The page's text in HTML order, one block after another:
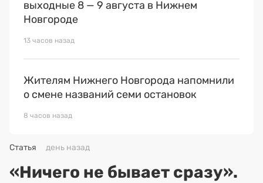
выходные 8 — 9 августа в Нижнем
Новгороде
13 часов назад
Жителям Нижнего Новгорода напомнили
о смене названий семи остановок
8 часов назад
Статья день назад
«Ничего не бывает сразу».